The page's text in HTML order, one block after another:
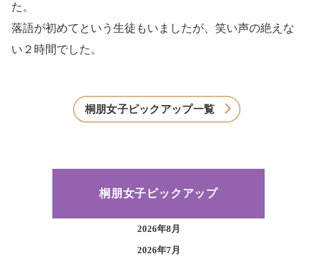
た。
落語が初めてという生徒もいましたが、笑い声の絶えな
い２時間でした。
桐朋女子ピックアップ一覧
桐朋女子ピックアップ
2026年8月
2026年7月